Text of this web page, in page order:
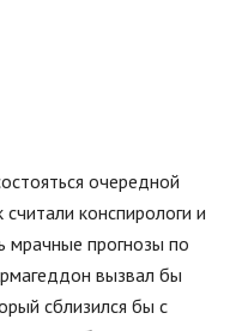
очередной
конспирологи и
мрачные прогнозы по
вызвал бы
сблизился бы с